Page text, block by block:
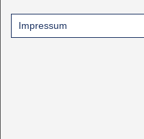
Impressum